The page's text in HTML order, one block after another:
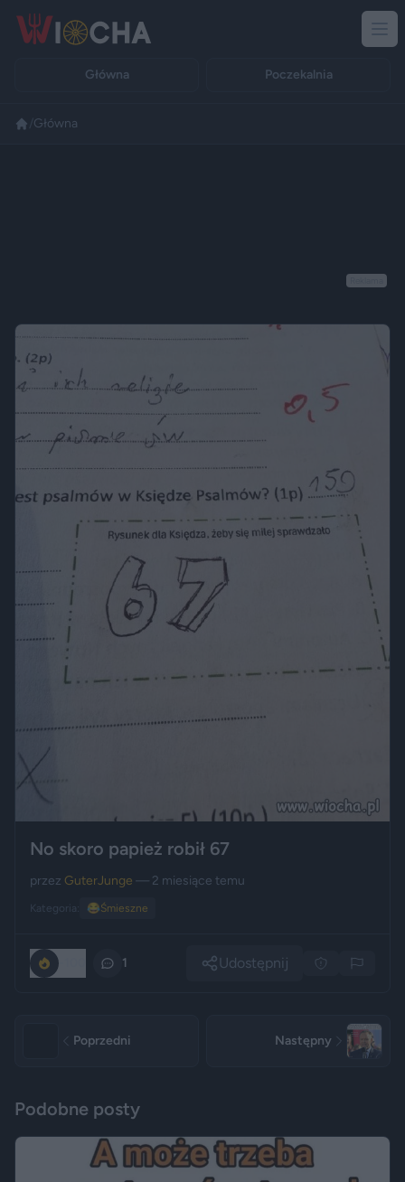
Główna Poczekalnia
Główna
No skoro papież robił 67
przez GuterJunge — 2 miesiące temu
Kategoria: 😂Śmieszne
1 Udostępnij
Poprzedni Następny
Podobne posty